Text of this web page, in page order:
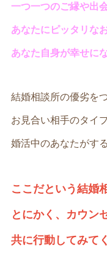
一つ一つのご縁や出
あなたにピッタリな
あなた自身が幸せに
結婚相談所の優劣を
お見合い相手のタイ
婚活中のあなたがす
ここだという結婚
とにかく、カウン
共に行動してみて